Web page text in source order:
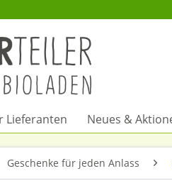
Lieferanten Neues &
Geschenke für jeden Anlass